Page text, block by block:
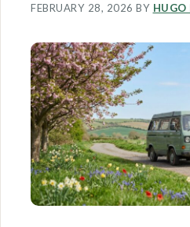
FEBRUARY 28, 2026 BY HUGO